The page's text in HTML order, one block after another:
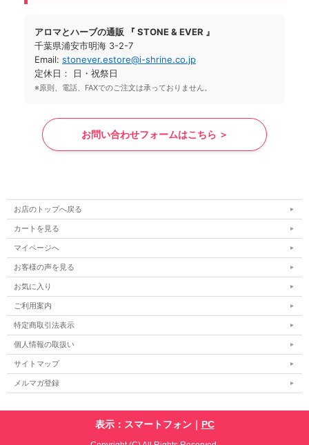
アロマとハーブの通販 『 STONE & EVER 』
千葉県浦安市明海 3-2-7
Email: stonever.estore@i-shrine.co.jp
定休日： 日・祝祭日
※原則、電話、FAXでのご注文は承っておりません。
お問い合わせフォームはこちら ＞
お店のトップへ戻る
カートを見る
マイページへ
お客様の声を見る
お気に入り
ご利用案内
特定商取引法表示
個人情報の取扱い
サイトマップ
メルマガ登録
表示：スマートフォン｜ PC